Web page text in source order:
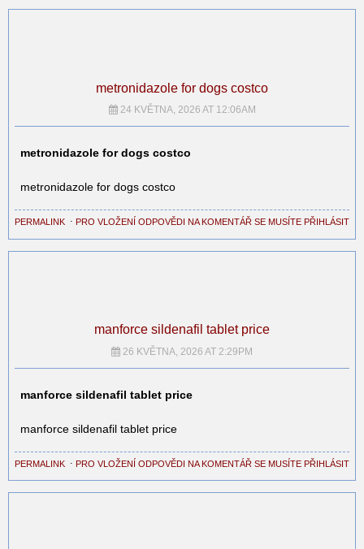
metronidazole for dogs costco
24 KVĚTNA, 2026 AT 12:06AM
metronidazole for dogs costco
metronidazole for dogs costco
PERMALINK ⋅ PRO VLOŽENÍ ODPOVĚDI NA KOMENTÁŘ SE MUSÍTE PŘIHLÁSIT
manforce sildenafil tablet price
26 KVĚTNA, 2026 AT 2:29PM
manforce sildenafil tablet price
manforce sildenafil tablet price
PERMALINK ⋅ PRO VLOŽENÍ ODPOVĚDI NA KOMENTÁŘ SE MUSÍTE PŘIHLÁSIT